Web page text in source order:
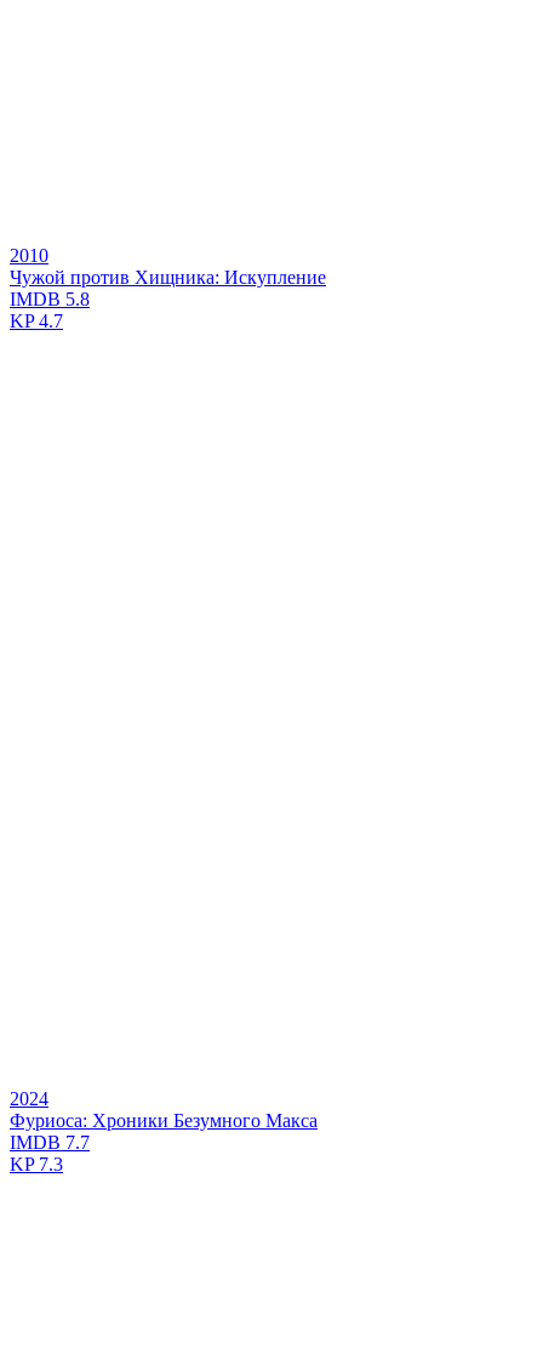
2010
Чужой против Хищника: Искупление
IMDB 5.8
KP4.7
2024
Фуриоса: Хроники Безумного Макса
IMDB 7.7
KP7.3